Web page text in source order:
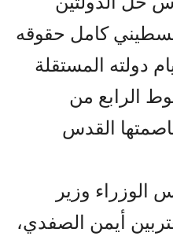
كامل حقوقه
دولته المستقلة
الرابع من
عام 1967 وعاصمتها القدس
الوزراء وزير
أيمن الصفدي،